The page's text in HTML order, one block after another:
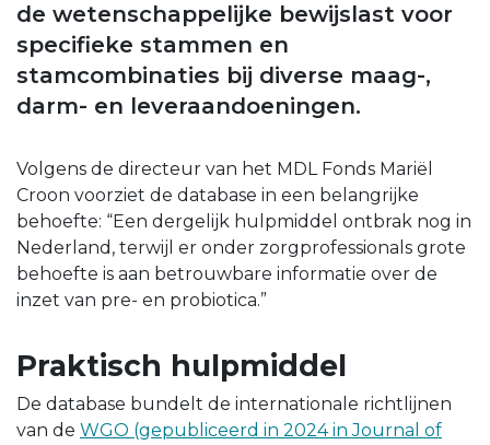
de wetenschappelijke bewijslast voor
specifieke stammen en
stamcombinaties bij diverse maag-,
darm- en leveraandoeningen.
Volgens de directeur van het MDL Fonds Mariël
Croon voorziet de database in een belangrijke
behoefte: “Een dergelijk hulpmiddel ontbrak nog in
Nederland, terwijl er onder zorgprofessionals grote
behoefte is aan betrouwbare informatie over de
inzet van pre- en probiotica.”
Praktisch hulpmiddel
De database bundelt de internationale richtlijnen
van de WGO (gepubliceerd in 2024 in Journal of